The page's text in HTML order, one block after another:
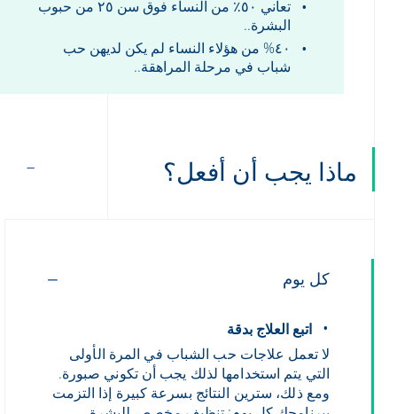
تعاني ٥٠٪ من النساء فوق سن ٢٥ من حبوب
البشرة..
٤٠% من هؤلاء النساء لم يكن لديهن حب
شباب في مرحلة المراهقة..
ماذا يجب أن أفعل؟
كل يوم
اتبع العلاج بدقة
لا تعمل علاجات حب الشباب في المرة الأولى
التي يتم استخدامها لذلك يجب أن تكوني صبورة.
ومع ذلك، سترين النتائج بسرعة كبيرة إذا التزمت